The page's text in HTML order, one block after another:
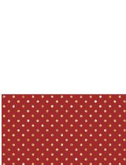
o ARCO